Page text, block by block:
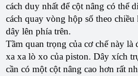
cách duy nhất để cột nâng có thể
cách quay vòng hộp số theo
dây lên phía trên.
Tầm quan trọng của cơ chế này là
xa xa lò xo của piston. Dây xích
cần có một cột nâng cao hơn rất